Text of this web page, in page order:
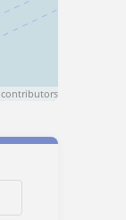
contributors